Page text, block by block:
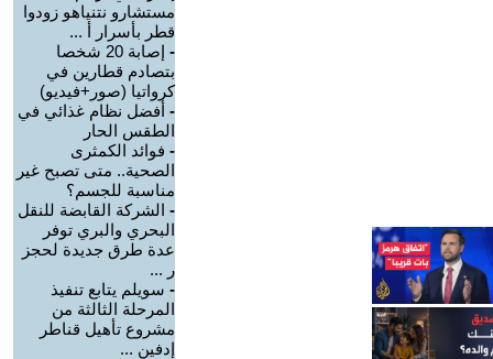
مستشارو نتنياهو زودوا
قطر بأسرار أ ...
-
إصابة 20 شخصا
بتصادم قطارين في
كرواتيا (صور+فيديو)
- أفضل نظام غذائي في
الطقس الحار
- فوائد الكمثرى
الصحية.. متى تصبح غير
مناسبة للجسم؟
- الشركة القابضة للنقل
البحري والبري توفر
عدة طرق جديدة لحجز
ر ...
- سويلم يتابع تنفيذ
المرحلة الثالثة من
مشروع تأهيل قناطر
إدفين ...